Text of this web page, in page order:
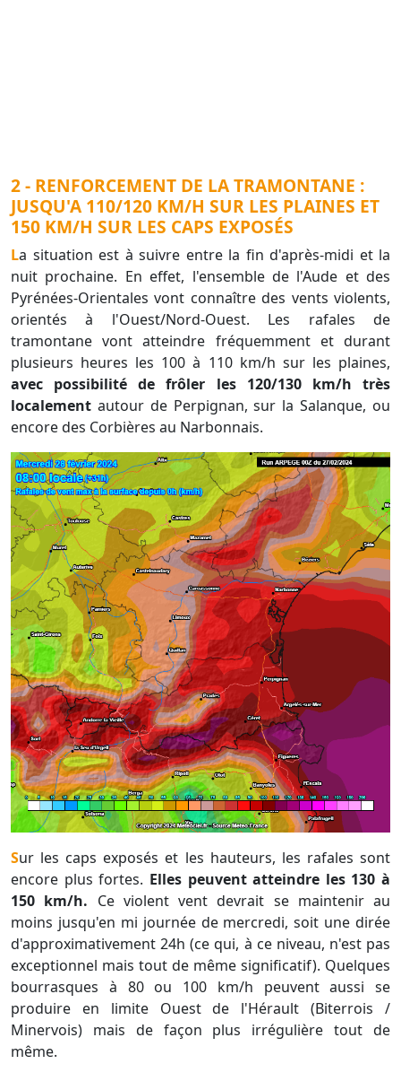
2 - RENFORCEMENT DE LA TRAMONTANE :
JUSQU'A 110/120 KM/H SUR LES PLAINES ET
150 KM/H SUR LES CAPS EXPOSÉS
La situation est à suivre entre la fin d'après-midi et la
nuit prochaine. En effet, l'ensemble de l'Aude et des
Pyrénées-Orientales vont connaître des vents violents,
orientés à l'Ouest/Nord-Ouest. Les rafales de
tramontane vont atteindre fréquemment et durant
plusieurs heures les 100 à 110 km/h sur les plaines,
avec possibilité de frôler les 120/130 km/h très
localement autour de Perpignan, sur la Salanque, ou
encore des Corbières au Narbonnais.
Sur les caps exposés et les hauteurs, les rafales sont
encore plus fortes. Elles peuvent atteindre les 130 à
150 km/h. Ce violent vent devrait se maintenir au
moins jusqu'en mi journée de mercredi, soit une dirée
d'approximativement 24h (ce qui, à ce niveau, n'est pas
exceptionnel mais tout de même significatif). Quelques
bourrasques à 80 ou 100 km/h peuvent aussi se
produire en limite Ouest de l'Hérault (Biterrois /
Minervois) mais de façon plus irrégulière tout de
même.